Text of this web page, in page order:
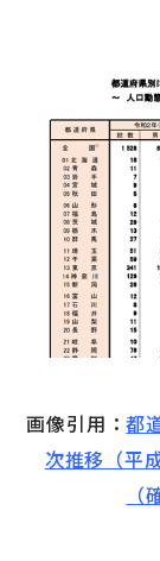
画像引用：都
次推移（平